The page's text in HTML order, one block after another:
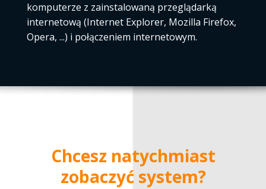
komputerze z zainstalowaną przeglądarką
internetową (Internet Explorer, Mozilla Firefox,
Opera, ...) i połączeniem internetowym.
Chcesz natychmiast
zobaczyć system?